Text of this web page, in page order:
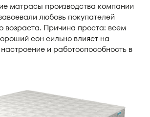
матрасы производства компании
любовь покупателей
возраста. Причина проста: всем
сон сильно влияет на
и работоспособность в